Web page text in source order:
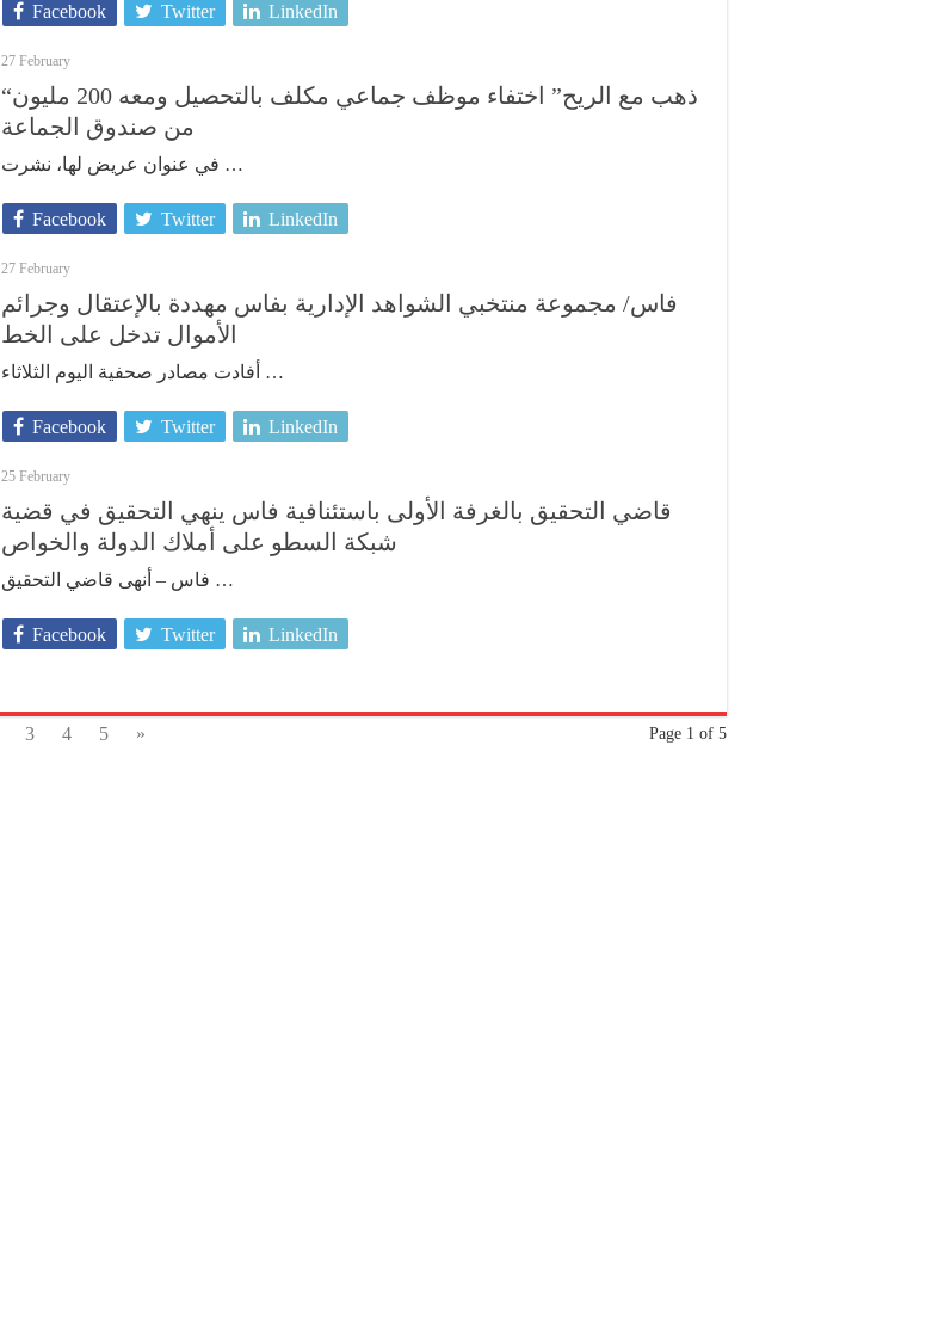
Facebook Twitter LinkedIn
27 February
“ذهب مع الريح” اختفاء موظف جماعي مكلف بالتحصيل ومعه 200 مليون
من صندوق الجماعة
في عنوان عريض لها، نشرت …
Facebook Twitter LinkedIn
27 February
فاس/ مجموعة منتخبي الشواهد الإدارية بفاس مهددة بالإعتقال وجرائم
الأموال تدخل على الخط
أفادت مصادر صحفية اليوم الثلاثاء …
Facebook Twitter LinkedIn
25 February
قاضي التحقيق بالغرفة الأولى باستئنافية فاس ينهي التحقيق في قضية
شبكة السطو على أملاك الدولة والخواص
فاس – أنهى قاضي التحقيق …
Facebook Twitter LinkedIn
Page 1 of 5
3 4 5 »